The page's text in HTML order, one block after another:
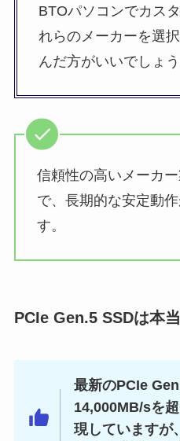
BTOパソコンでカス
れらのメーカーを選
んだ方がいいでしょう
信頼性の高いメーカ
で、長期的な安定動
す。
PCIe Gen.5 SSDは本
最新のPCIe
14,000MB/sを
現していますが